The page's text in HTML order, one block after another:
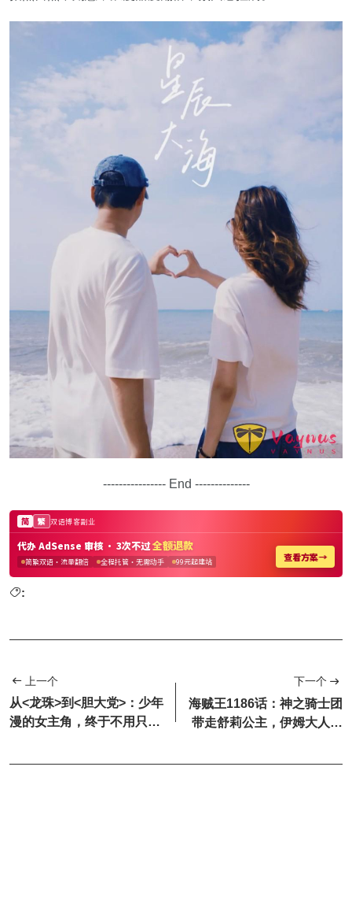
---------------- End --------------
:
上一个
从<龙珠>到<胆大党>：少年
漫的女主角，终于不用只负
下一个
海贼王1186话：神之骑士团
带走舒莉公主，伊姆大人再